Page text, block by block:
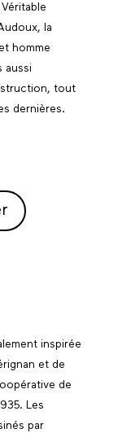
la
homme
aussi
tout
dernières.
inspirée
et de
de
Les
par